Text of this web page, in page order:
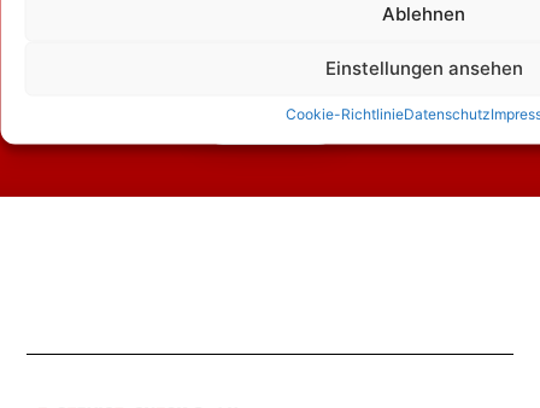
Ablehnen
Einstellungen ansehen
Cookie-RichtlinieDatenschutz
Kontakt